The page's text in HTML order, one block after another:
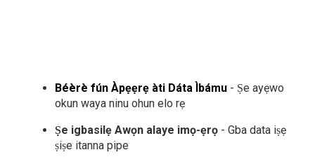
Béèrè fún Àpẹẹrẹ àti Dáta Ìbámu- Ṣe ayẹwo
okun waya ninu ohun elo rẹ
Ṣe igbasilẹ Awọn alaye imọ-ẹrọ- Gba data iṣẹ
ṣiṣe itanna pipe